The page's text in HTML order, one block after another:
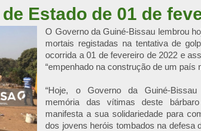
Estado de 01 de
O Governo da Guiné-Bissau lembrou
mortais registadas na tentativa de
ocorrida a 01 de fevereiro de 2022 e
“empenhado na construção de um país
“Hoje, o Governo da Guiné-
memória das vítimas deste
manifesta a sua solidariedade para
dos jovens heróis tombados na defesa